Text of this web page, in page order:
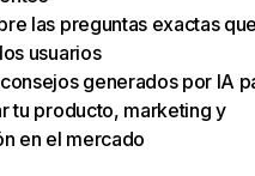
las preguntas exactas
usuarios
generados por IA
tu producto, marketing y
en el mercado